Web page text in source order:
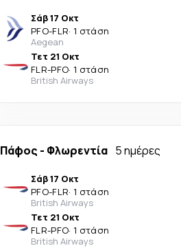
Σάβ 17 Οκτ
PFO-FLR· 1 στάση
Aegean
Τετ 21 Οκτ
FLR-PFO· 1 στάση
British Airways
Πάφος - Φλωρεντία 5 ημέρες
Σάβ 17 Οκτ
PFO-FLR· 1 στάση
British Airways
Τετ 21 Οκτ
FLR-PFO· 1 στάση
British Airways